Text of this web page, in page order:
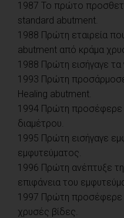
1987 Το πρώτο
standard abutment.
1988 Πρώτη εταιρεία
abutment από κράμα
1988 Πρώτη εισήγαγε
1993 Πρώτη
Healing abutment.
1994 Πρώτη προσέφερε
διαμέτρου.
1995 Πρώτη εισήγαγε
εμφυτεύματος.
1996 Πρώτη ανέπτυξε
επιφάνεια του
1997 Πρώτη προσέφερε
χρυσές βίδες.